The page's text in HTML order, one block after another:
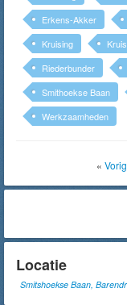
Erkens-Akker
Kruising
Riederbunder
Smithoekse Baan
Werkzaamheden
«
Locatie
Smitshoekse Baan,